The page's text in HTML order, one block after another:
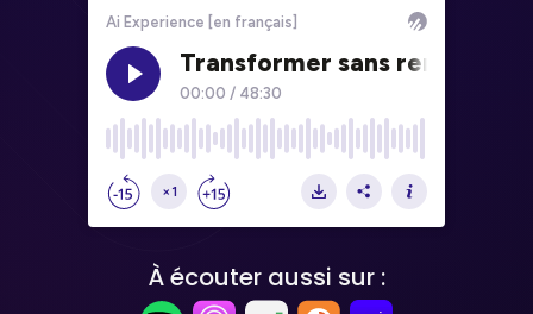
À écouter aussi sur :